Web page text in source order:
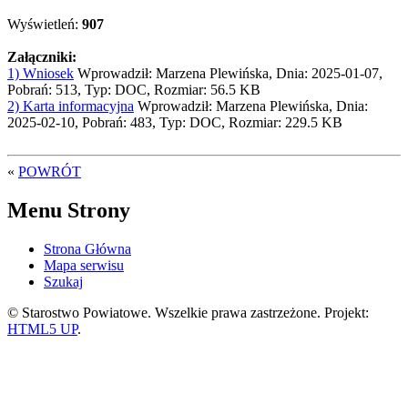
Wyświetleń: 907
Załączniki:
1) Wniosek Wprowadził: Marzena Plewińska, Dnia: 2025-01-07,
Pobrań: 513, Typ: DOC, Rozmiar: 56.5 KB
2) Karta informacyjna Wprowadził: Marzena Plewińska, Dnia:
2025-02-10, Pobrań: 483, Typ: DOC, Rozmiar: 229.5 KB
« POWRÓT
Menu Strony
Strona Główna
Mapa serwisu
Szukaj
© Starostwo Powiatowe. Wszelkie prawa zastrzeżone. Projekt:
HTML5 UP.